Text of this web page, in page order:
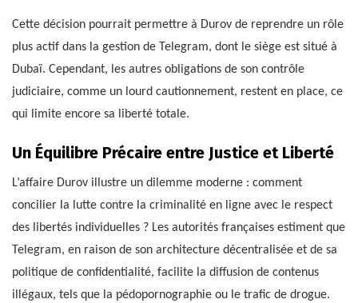
Cette décision pourrait permettre à Durov de reprendre un rôle
plus actif dans la gestion de Telegram, dont le siège est situé à
Dubaï. Cependant, les autres obligations de son contrôle
judiciaire, comme un lourd cautionnement, restent en place, ce
qui limite encore sa liberté totale.
Un Équilibre Précaire entre Justice et Liberté
L’affaire Durov illustre un dilemme moderne : comment
concilier la lutte contre la criminalité en ligne avec le respect
des libertés individuelles ? Les autorités françaises estiment que
Telegram, en raison de son architecture décentralisée et de sa
politique de confidentialité, facilite la diffusion de contenus
illégaux, tels que la pédopornographie ou le trafic de drogue.